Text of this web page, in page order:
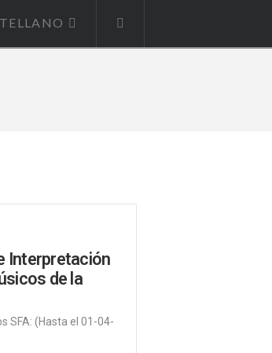
Interpretación
de la
SFA: (Hasta el 01-04-